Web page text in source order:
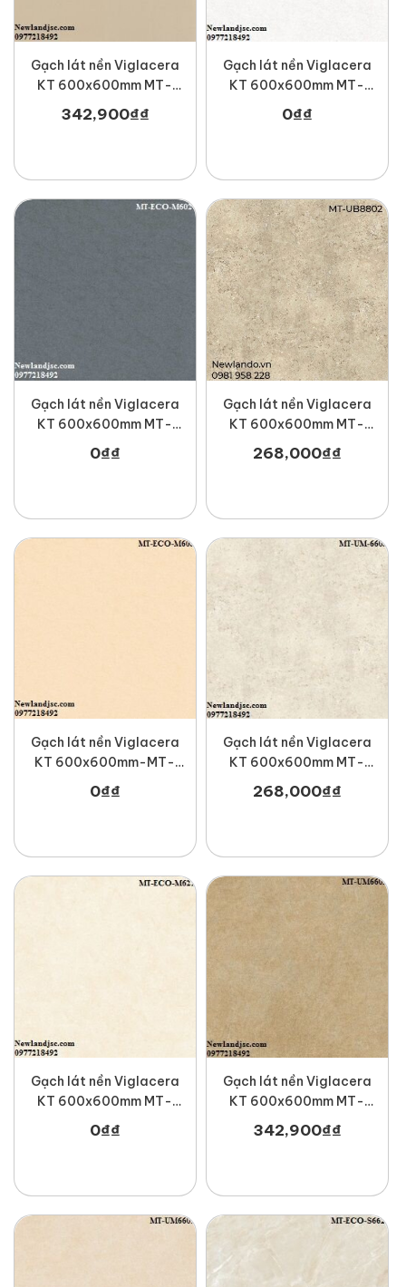
Gạch lát nền Viglacera
KT 600x600mm MT-
UTS606
342,900₫₫
Gạch lát nền Viglacera
KT 600x600mm MT-
ECO-M601
0₫₫
Gạch lát nền Viglacera
KT 600x600mm MT-
0₫₫
Gạch lát nền Viglacera
KT 600x600mm MT-
268,000₫₫
Gạch lát nền Viglacera
KT 600x600mm-MT-
ECO-M605
0₫₫
Gạch lát nền Viglacera
KT 600x600mm MT-
UM-6603
268,000₫₫
Gạch lát nền Viglacera
KT 600x600mm MT-
ECO-M621
0₫₫
Gạch lát nền Viglacera
KT 600x600mm MT-
UM6602
342,900₫₫